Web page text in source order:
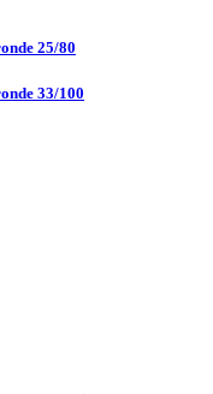
25/80
33/100